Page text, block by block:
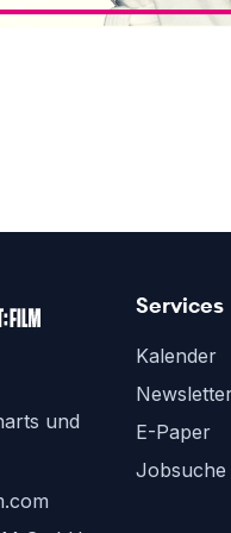
und
Services
Kalender
E-Paper
Jobsuche